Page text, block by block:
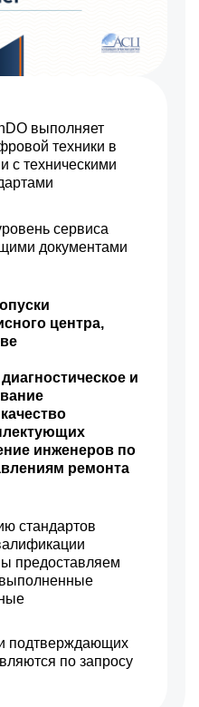
выполняет
техники в
с техническими
сервиса
документами
центра,
и
инженеров по
ремонта
стандартов
предоставляем
выполненные
подтверждающих
по запросу